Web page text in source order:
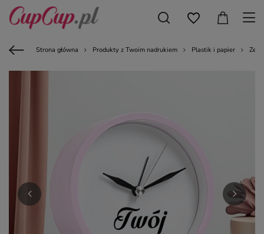
Strona główna Produkty z Twoim nadrukiem Plastik i papier